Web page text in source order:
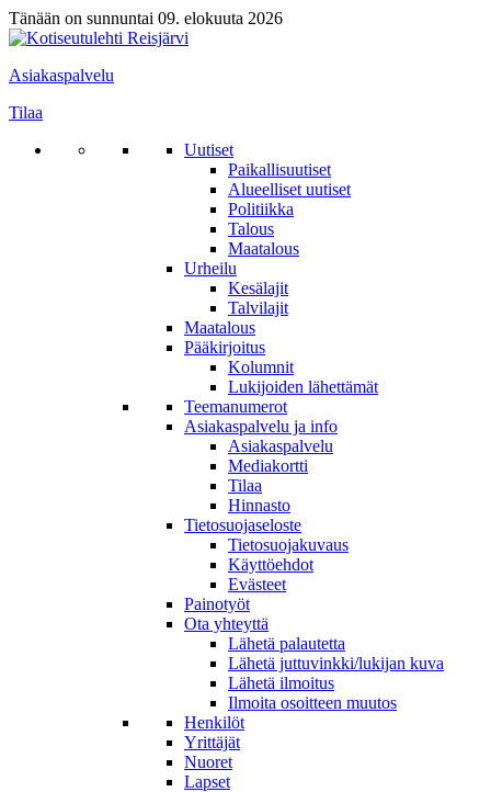
Tänään on sunnuntai 09. elokuuta 2026
Asiakaspalvelu
Tilaa
Uutiset
Paikallisuutiset
Alueelliset uutiset
Politiikka
Talous
Maatalous
Urheilu
Kesälajit
Talvilajit
Maatalous
Pääkirjoitus
Kolumnit
Lukijoiden lähettämät
Teemanumerot
Asiakaspalvelu ja info
Asiakaspalvelu
Mediakortti
Tilaa
Hinnasto
Tietosuojaseloste
Tietosuojakuvaus
Käyttöehdot
Evästeet
Painotyöt
Ota yhteyttä
Lähetä palautetta
Lähetä juttuvinkki/lukijan kuva
Lähetä ilmoitus
Ilmoita osoitteen muutos
Henkilöt
Yrittäjät
Nuoret
Lapset